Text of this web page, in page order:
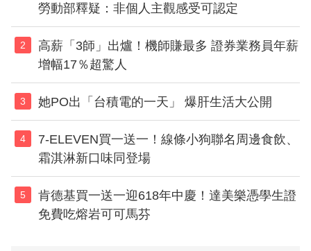
勞動部釋疑：非個人主觀感受可認定
2
高薪「3師」出爐！機師賺最多 證券業務員年薪
增幅17％超驚人
3 她PO出「台積電的一天」 爆肝生活大公開
4
7-ELEVEN買一送一！線條小狗聯名周邊食飲、
霜淇淋新口味同登場
5
肯德基買一送一迎618年中慶！達美樂憑學生證
免費吃熔岩可可馬芬